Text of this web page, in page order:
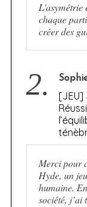
L'asymétrie
chaque
créer des
2.
[JEU]
Merci pour
Hyde, un
humaine.
société,